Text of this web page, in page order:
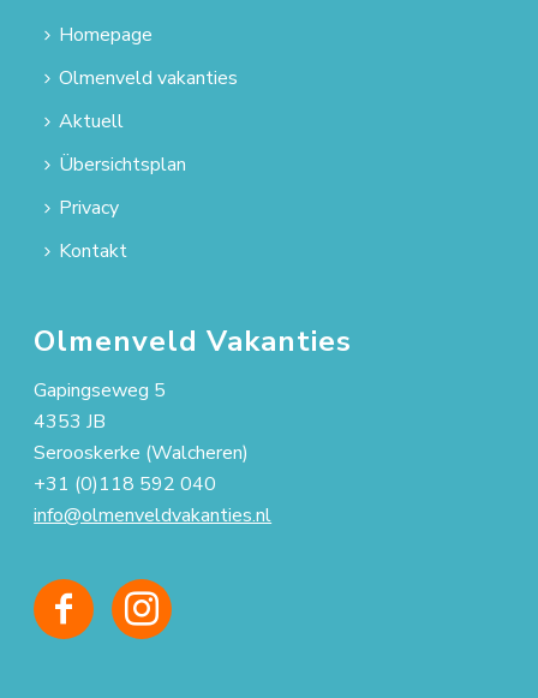
Homepage
Olmenveld vakanties
Aktuell
Übersichtsplan
Privacy
Kontakt
Olmenveld Vakanties
Gapingseweg 5
4353 JB
Serooskerke (Walcheren)
+31 (0)118 592 040
info@olmenveldvakanties.nl